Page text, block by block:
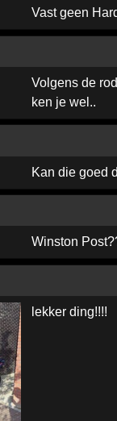
Vast geen
Volgens de
ken je wel..
Kan die goed
Winston
lekker ding!!!!